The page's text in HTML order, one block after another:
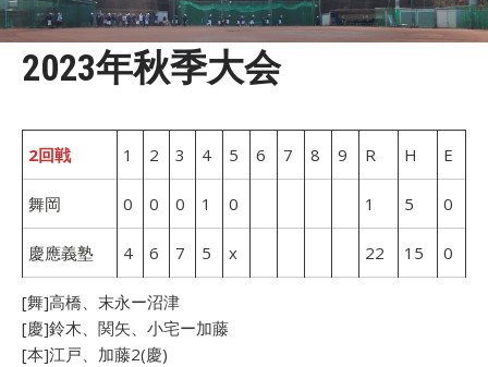
2023年秋季大会
2回戦 1 2 3 4 5 6 7 8 9 R H E
舞岡 0 0 0 1 0 1 5 0
慶應義塾 4 6 7 5 x 22 15 0
[舞]高橋、末永ー沼津
[慶]鈴木、関矢、小宅ー加藤
[本]江戸、加藤2(慶)